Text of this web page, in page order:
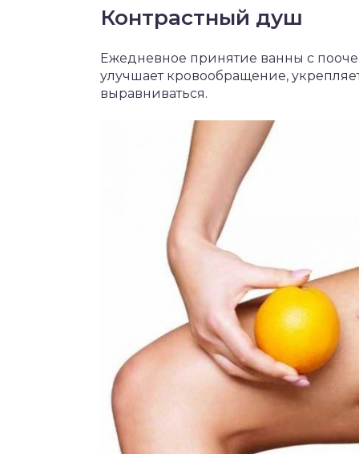
Контрастный душ
Ежедневное принятие ванны с
улучшает кровообращение,
выравниваться.